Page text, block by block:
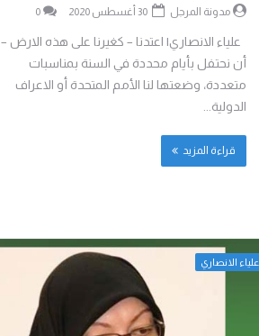
مدونة المرجل 30 أغسطس 2020 0
علياء الانصاري| اعتدنا – كغيرنا على هذه الارض –
أن نحتفل بأيام محددة في السنة بمناسبات
متعددة، وضعتها لنا الأمم المتحدة أو الاعراف
الدولية...
قراءة المزيد
علياء الانصاري